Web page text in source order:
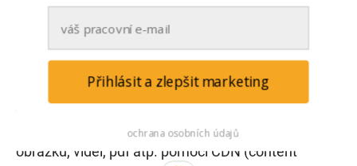
Prohlížeč stahuje soubory vždy po jednom. Pokud
je ale dáte na jinou doménu, tak se stahují
paralelně. Můžete toho využít pro umístění
obrázků, videí, pdf atp. pomocí CDN (content
Přihlásit a zlepšit marketing
ochrana osobních údajů